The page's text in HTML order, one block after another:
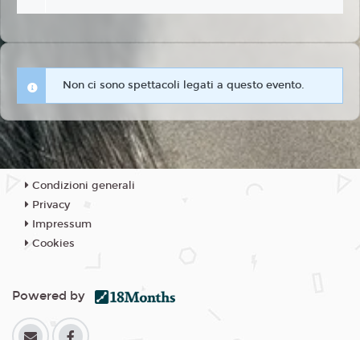
Non ci sono spettacoli legati a questo evento.
Condizioni generali
Privacy
Impressum
Cookies
Powered by